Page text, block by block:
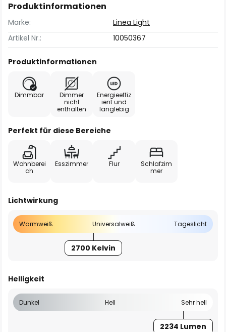
Produktinformationen
Marke:
Linea Light
Artikel Nr.:
10050367
Produktinformationen
Dimmbar
Dimmer
nicht
enthalten
Energieeffiz
ient und
langlebig
Perfekt für diese Bereiche
Wohnberei
ch
Esszimmer Flur
Schlafzim
mer
Lichtwirkung
Warmweiß Universalweiß Tageslicht
2700 Kelvin
Helligkeit
Dunkel Hell Sehr hell
2234 Lumen